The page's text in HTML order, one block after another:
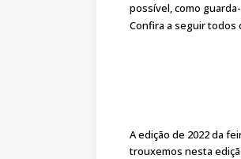
possível, como
Confira a seguir todos
A edição de 2022 da
trouxemos nesta